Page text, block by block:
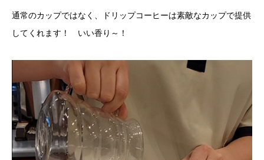
通常のカップではなく、ドリップコーヒーは素敵なカップで提供
してくれます！ いい香り～！